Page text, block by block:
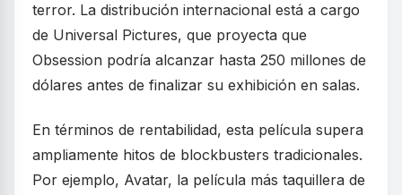
terror. La distribución internacional está a cargo
de Universal Pictures, que proyecta que
Obsession podría alcanzar hasta 250 millones de
dólares antes de finalizar su exhibición en salas.
En términos de rentabilidad, esta película supera
ampliamente hitos de blockbusters tradicionales.
Por ejemplo, Avatar, la película más taquillera de